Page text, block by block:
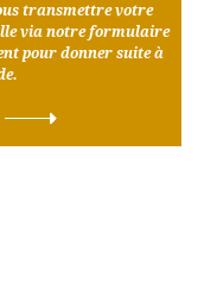
transmettre votre
via notre formulaire
pour donner suite à